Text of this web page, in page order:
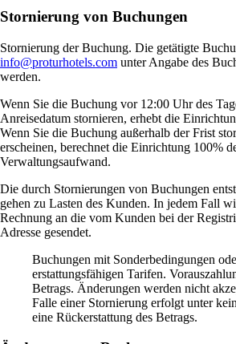
Stornierung von Buchungen
Stornierung der Buchung. Die getätigte
info@proturhotels.com unter Angabe des
werden.
Wenn Sie die Buchung vor 12:00 Uhr des
Anreisedatum stornieren, erhebt die
Wenn Sie die Buchung außerhalb der Frist
erscheinen, berechnet die Einrichtung 100%
Verwaltungsaufwand.
Die durch Stornierungen von Buchungen
gehen zu Lasten des Kunden. In jedem Fall
Rechnung an die vom Kunden bei der
Adresse gesendet.
Buchungen mit Sonderbedingungen
erstattungsfähigen Tarifen.
Betrags. Änderungen werden nicht
Falle einer Stornierung erfolgt unter
eine Rückerstattung des Betrags.